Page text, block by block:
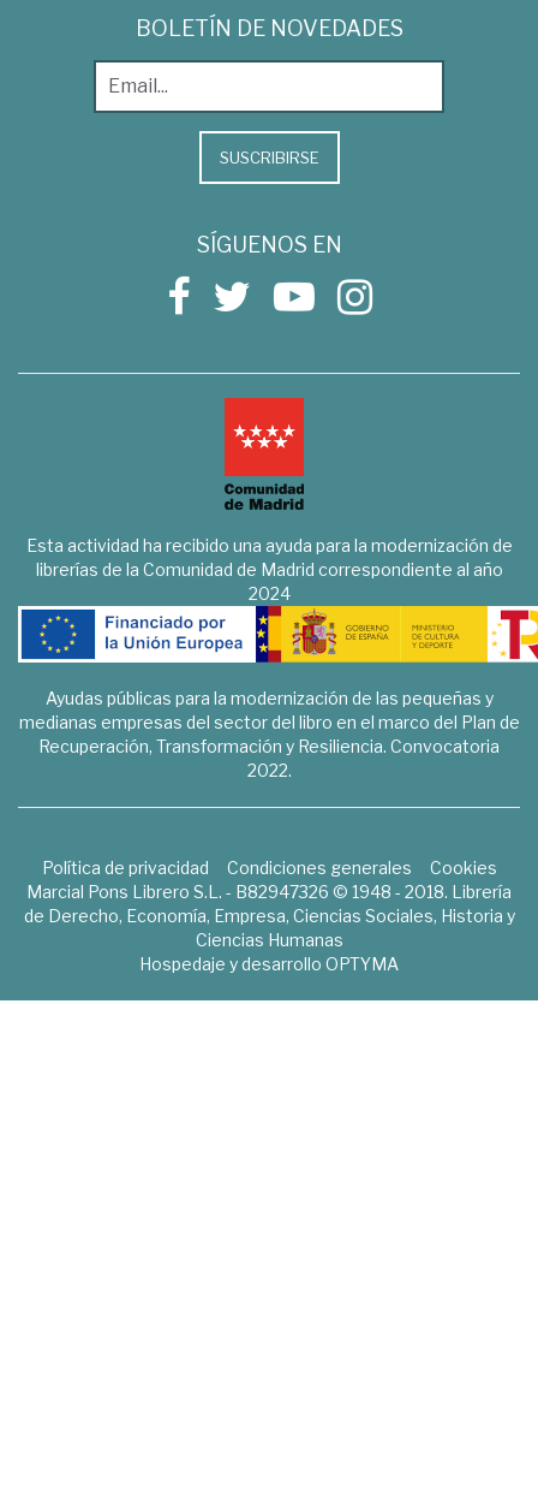
BOLETÍN DE NOVEDADES
SUSCRIBIRSE
SÍGUENOS EN
Esta actividad ha recibido una ayuda para la modernización de
librerías de la Comunidad de Madrid correspondiente al año
2024
Ayudas públicas para la modernización de las pequeñas y
medianas empresas del sector del libro en el marco del Plan de
Recuperación, Transformación y Resiliencia. Convocatoria
2022.
Política de privacidad Condiciones generales
Cookies
Marcial Pons Librero S.L. - B82947326 © 1948 - 2018. Librería
de Derecho, Economía, Empresa, Ciencias Sociales, Historia y
Ciencias Humanas
Hospedaje y desarrollo OPTYMA